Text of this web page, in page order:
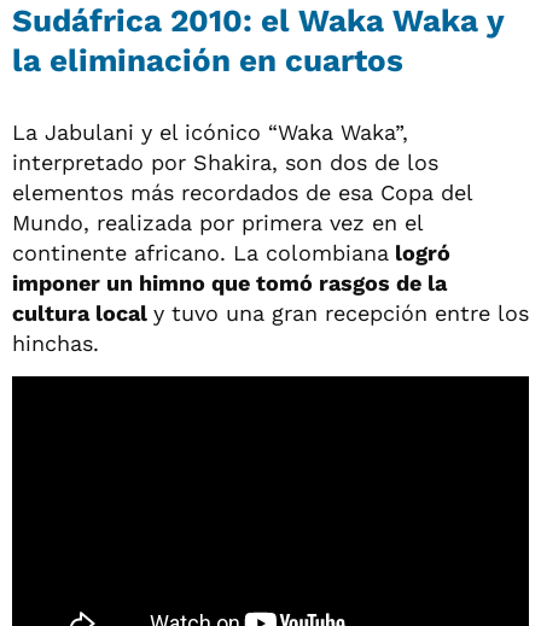
Sudáfrica 2010: el Waka Waka y
la eliminación en cuartos
La Jabulani y el icónico “Waka Waka”,
interpretado por Shakira, son dos de los
elementos más recordados de esa Copa del
Mundo, realizada por primera vez en el
continente africano. La colombiana logró
imponer un himno que tomó rasgos de la
cultura local y tuvo una gran recepción entre los
hinchas.